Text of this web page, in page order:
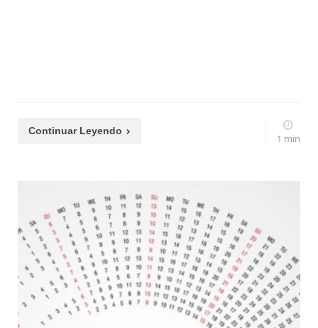
Continuar Leyendo
1 min